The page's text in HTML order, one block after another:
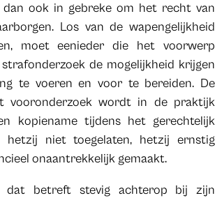
ook in gebreke om het recht van
Los van de wapengelijkheid
moet eenieder die het voorwerp
de mogelijkheid krijgen
te voeren en voor te bereiden. De
vooronderzoek wordt in de praktijk
kopiename tijdens het gerechtelijk
hetzij niet toegelaten, hetzij ernstig
onaantrekkelijk gemaakt.
dat betreft stevig achterop bij zijn